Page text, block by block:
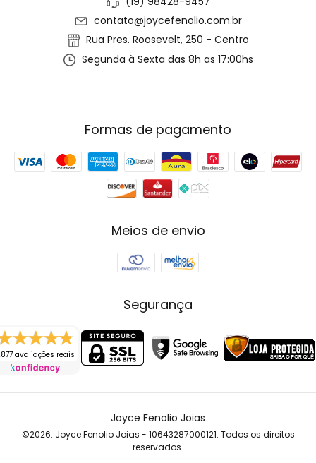
contato@joycefenolio.com.br
Rua Pres. Roosevelt, 250 - Centro
Segunda à Sexta das 8h as 17:00hs
Formas de pagamento
Meios de envio
Segurança
avaliações reais
Joyce Fenolio Joias
©2026. Joyce Fenolio Joias - 10643287000121. Todos os direitos
reservados.